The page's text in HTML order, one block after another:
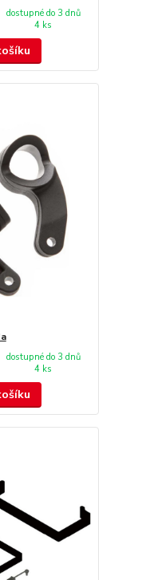
dostupné do 3 dnů
4 ks
dostupné do 3 dnů
4 ks